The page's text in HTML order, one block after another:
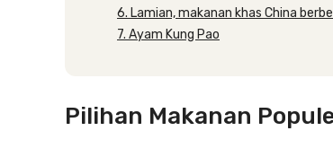
6. Lamian, makanan khas China
7. Ayam Kung Pao
Pilihan Makanan